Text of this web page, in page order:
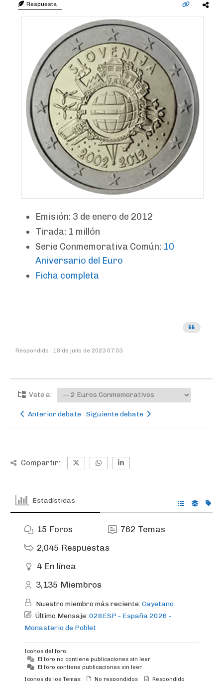
Respuesta
Emisión: 3 de enero de 2012
Tirada: 1 millón
Serie Conmemorativa Común: 10
Aniversario del Euro
Ficha completa
Respondido : 18 de julio de 2023 07:03
Vete a:
Anterior debate Siguiente debate
Compartir:
Estadísticas
15 Foros 762 Temas
2,045 Respuestas
4 En línea
3,135 Miembros
Nuestro miembro más reciente:Cayetano
Último Mensaje:028ESP - España 2026 -
Monasterio de Poblet
Iconos del foro:
El foro no contiene publicaciones sin leer
El foro contiene publicaciones sin leer
Iconos de los Temas:
No respondidos
Respondido